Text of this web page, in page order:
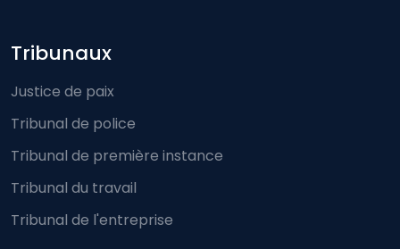
Footer-menu
Tribunaux
Justice de paix
Tribunal de police
Tribunal de première instance
Tribunal du travail
Tribunal de l'entreprise